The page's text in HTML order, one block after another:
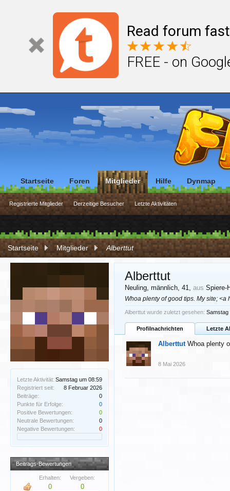
Read forum
FREE - on
Startseite Mitglieder Alberttut
Letzte Aktivität: Samstag um 08:59
Registriert seit:
8 Februar 2026
Beiträge:
0
Punkte für Erfolge:
0
Positive Bewertungen:
0
Neutrale Bewertungen:
0
Negative Bewertungen:
0
Beitrags-Bewertungen
Erhalten: Vergeben:
0
0
Alberttut
Neuling, männlich, 41, aus Spiere-
Whoa plenty of good tips. My site; <a
Alberttut wurde zuletzt gesehen: Samstag
Profilnachrichten Letzte
Alberttut Whoa plenty
8 Mai 2026
Startseite Foren Mitglieder
Registrierte Mitglieder Derzeitige Besucher Letzte Aktivitäten
Hilfe Dynmap